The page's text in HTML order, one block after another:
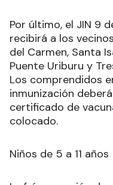
Por último, el JIN 9
recibirá a los
del Carmen, Santa
Puente Uriburu y
Los comprendidos
inmunización
certificado de
colocado.
Niños de 5 a 11 años